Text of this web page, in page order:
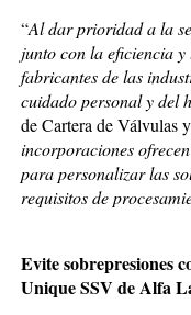
“Al dar prioridad a la
junto con la eficiencia
fabricantes de las
cuidado personal y del
de Cartera de Válvulas
incorporaciones
para personalizar las
requisitos de
Evite sobrepresiones
Unique SSV de Alfa